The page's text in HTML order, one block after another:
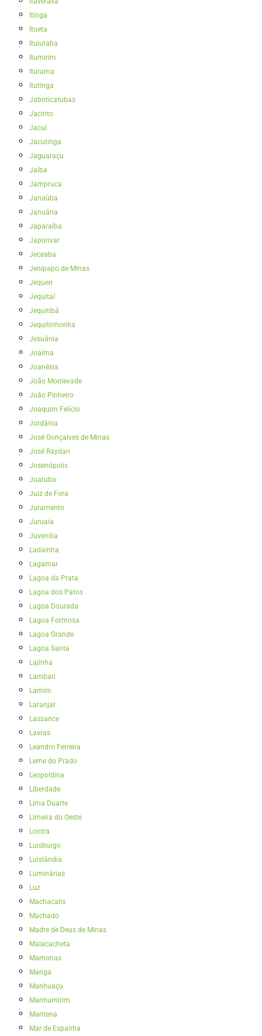
Itinga
Itueta
Ituiutaba
Itumirim
Iturama
Itutinga
Jaboticatubas
Jacinto
Jacuí
Jacutinga
Jaguaraçu
Jaíba
Jampruca
Janaúba
Januária
Japaraíba
Japonvar
Jeceaba
Jenipapo de Minas
Jequeri
Jequitaí
Jequitibá
Jequitinhonha
Jesuânia
Joaíma
Joanésia
João Monlevade
João Pinheiro
Joaquim Felício
Jordânia
José Gonçalves de Minas
José Raydan
Josenópolis
Juatuba
Juiz de Fora
Juramento
Juruaia
Juvenília
Ladainha
Lagamar
Lagoa da Prata
Lagoa dos Patos
Lagoa Dourada
Lagoa Formosa
Lagoa Grande
Lagoa Santa
Lajinha
Lambari
Lamim
Laranjal
Lassance
Lavras
Leandro Ferreira
Leme do Prado
Leopoldina
Liberdade
Lima Duarte
Limeira do Oeste
Lontra
Luisburgo
Luislândia
Luminárias
Luz
Machacalis
Machado
Madre de Deus de Minas
Malacacheta
Mamonas
Manga
Manhuaçu
Manhumirim
Mantena
Mar de Espanha